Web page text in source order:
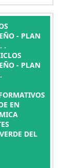
- PLAN
.
- PLAN
EN
DEL